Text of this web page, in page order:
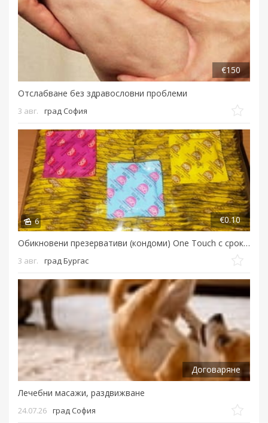
Отслабване без здравословни проблеми
€150
3 авг. град София
6
Обикновени презервативи (кондоми) One Touch с срок на годност 12.2029 година...
€0.10
3 авг. град Бургас
Лечебни масажи, раздвижване
Договаряне
24.07.26 град София